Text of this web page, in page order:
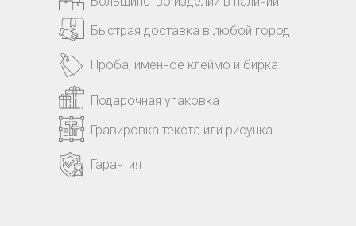
Быстрая доставка в любой город
Подарочная упаковка
Гравировка текста или рисунка
Проба, именное клеймо и бирка
Гарантия